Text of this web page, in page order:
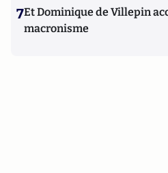
7Et Dominique de Villepin
macronisme